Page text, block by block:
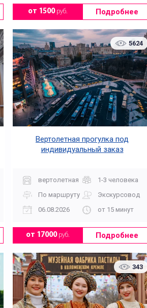
от 1500руб. Подробнее
5624
Вертолетная прогулка под
индивидуальный заказ
вертолетная
1-3 человека
По маршруту
Экскурсовод
06.08.2026
от 15 минут
от 17000руб. Подробнее
343